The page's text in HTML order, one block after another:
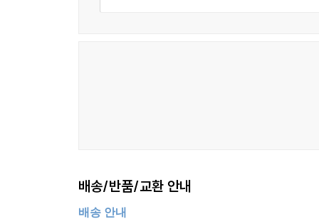
투기적 논리이다.
이 책의 후반부는 줄기세포 과학과 재생 의학의
배송/반품/교환 안내
배송 안내